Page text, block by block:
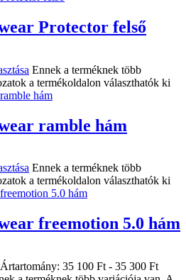
Protector felső
Ennek a terméknek több
a termékoldalon választhatók ki
ramble hám
Ennek a terméknek több
a termékoldalon választhatók ki
freemotion 5.0 hám
Ártartomány: 35 100 Ft - 35 300 Ft